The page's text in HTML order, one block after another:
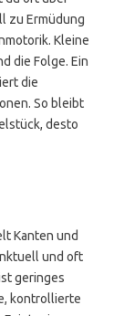
zu Ermüdung
Kleine
die Folge. Ein
die
So bleibt
desto
Kanten und
und oft
geringes
kontrollierte